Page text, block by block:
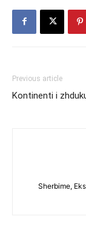
Previous article
Kontinenti i
Sherbime,